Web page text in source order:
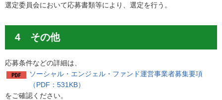
選定委員会において応募書類等により、選定を行う。
4 その他
応募条件などの詳細は、
ソーシャル・エンジェル・ファンド運営事業者募集要項
（PDF：531KB）
をご確認ください。